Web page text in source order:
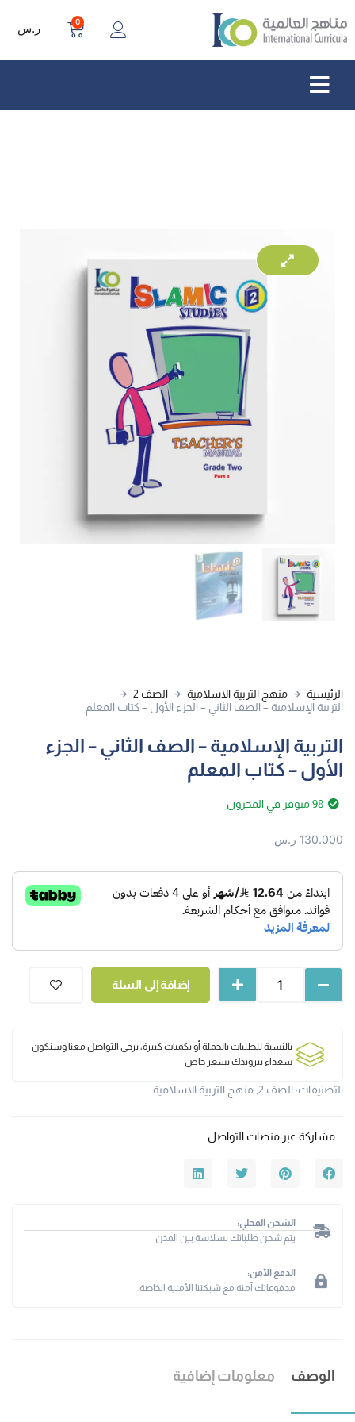
0 ر.س
الرئيسية منهج التربية الاسلامية
الصف 2
التربية الإسلامية – الصف الثاني – الجزء الأول – كتاب المعلم
التربية الإسلامية – الصف الثاني – الجزء
الأول – كتاب المعلم
98 متوفر في المخزون
130.000 ر.س
إضافة إلى السلة
بالنسبة للطلبات بالجملة أو بكميات كبيرة، يرجى التواصل معنا وسنكون
سعداء بتزويدك بسعر خاص
التصنيفات: الصف 2 منهج التربية الاسلامية
مشاركة عبر منصات التواصل
الشحن المحلي:
يتم شحن طلباتك بسلاسة بين المدن
الدفع الآمن:
مدفوعاتك آمنة مع شبكتنا الأمنية الخاصة.
الوصف معلومات إضافية